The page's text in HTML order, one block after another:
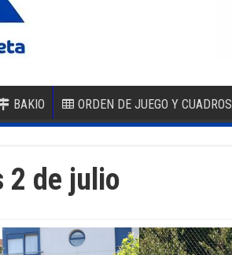
BAKIO ORDEN DE JUEGO Y CUADROS
2 de julio